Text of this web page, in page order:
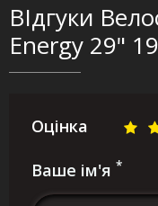
ВІдгуки
Energy 29"
Оцінка
Ваше ім'я *